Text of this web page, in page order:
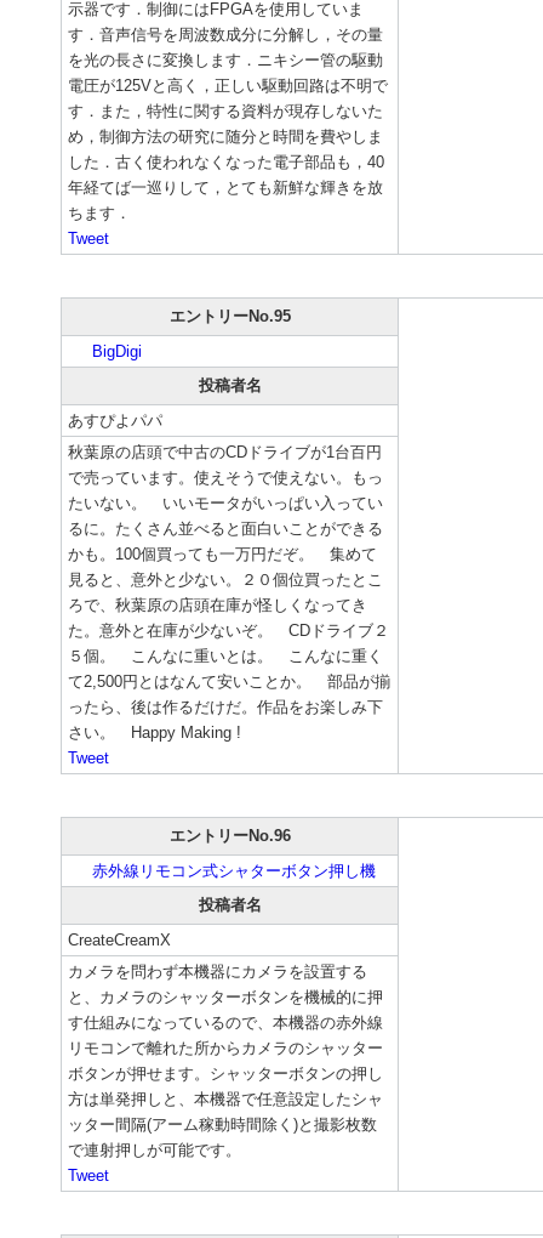
示器です．制御にはFPGAを使用していま
す．音声信号を周波数成分に分解し，その量
を光の長さに変換します．ニキシー管の駆動
電圧が125Vと高く，正しい駆動回路は不明で
す．また，特性に関する資料が現存しないた
め，制御方法の研究に随分と時間を費やしま
した．古く使われなくなった電子部品も，40
年経てば一巡りして，とても新鮮な輝きを放
ちます．
Tweet
エントリーNo.95
BigDigi
投稿者名
あすぴよパパ
秋葉原の店頭で中古のCDドライブが1台百円
で売っています。使えそうで使えない。もっ
たいない。 いいモータがいっぱい入ってい
るに。たくさん並べると面白いことができる
かも。100個買っても一万円だぞ。 集めて
見ると、意外と少ない。２０個位買ったとこ
ろで、秋葉原の店頭在庫が怪しくなってき
た。意外と在庫が少ないぞ。 CDドライブ２
５個。 こんなに重いとは。 こんなに重く
て2,500円とはなんて安いことか。 部品が揃
ったら、後は作るだけだ。作品をお楽しみ下
さい。 Happy Making !
Tweet
エントリーNo.96
赤外線リモコン式シャターボタン押し機
投稿者名
CreateCreamX
カメラを問わず本機器にカメラを設置する
と、カメラのシャッターボタンを機械的に押
す仕組みになっているので、本機器の赤外線
リモコンで離れた所からカメラのシャッター
ボタンが押せます。シャッターボタンの押し
方は単発押しと、本機器で任意設定したシャ
ッター間隔(アーム稼動時間除く)と撮影枚数
で連射押しが可能です。
Tweet